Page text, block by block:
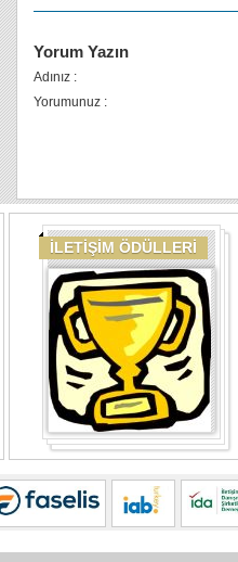
Yorum Yazın
Adınız :
Yorumunuz :
İLETİŞİM ÖDÜLLERİ